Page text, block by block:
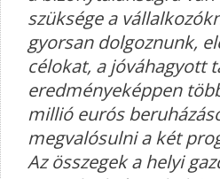
szüksége a
gyorsan dolgoznunk,
célokat, a jóváhagyott
eredményeképpen
millió eurós
megvalósulni a két
Az összegek a helyi